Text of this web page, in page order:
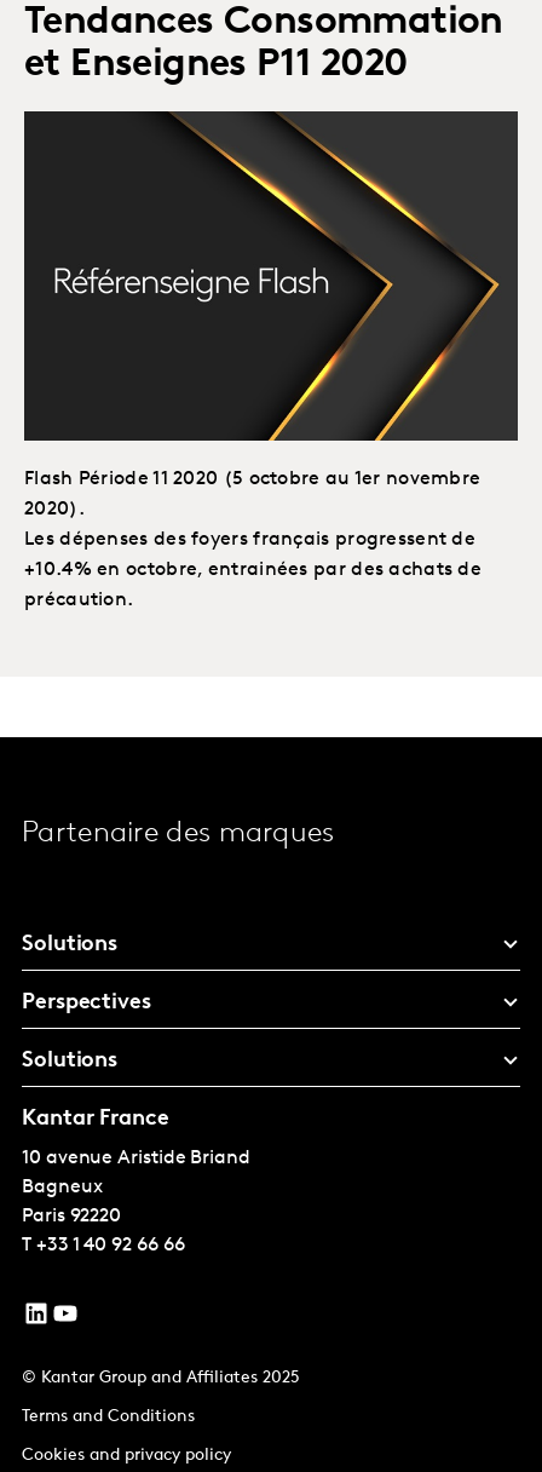
Tendances Consommation
et Enseignes P11 2020
Flash Période 11 2020 (5 octobre au 1er novembre
2020).
Les dépenses des foyers français progressent de
+10.4% en octobre, entrainées par des achats de
précaution.
Partenaire des marques
Solutions
Perspectives
Solutions
Kantar France
10 avenue Aristide Briand
Bagneux
Paris 92220
T +33 1 40 92 66 66
© Kantar Group and Affiliates 2025
Terms and Conditions
Cookies and privacy policy